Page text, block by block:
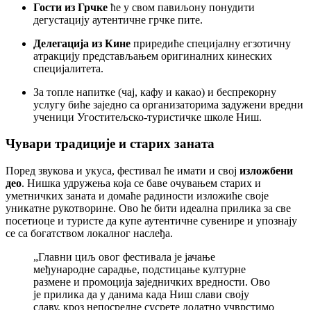
Гости из Грчке ће у свом павиљону понудити
дегустацију аутентичне грчке пите.
Делегација из Кине приредиће специјалну егзотичну
атракцију представљањем оригиналних кинеских
специјалитета.
За топле напитке (чај, кафу и какао) и беспрекорну
услугу биће заједно са организаторима задужени вредни
ученици Угоститељско-туристичке школе Ниш.
Чувари традиције и старих заната
Поред звукова и укуса, фестивал ће имати и свој изложбени
део. Нишка удружења која се баве очувањем старих и
уметничких заната и домаће радиности изложиће своје
уникатне рукотворине. Ово ће бити идеална прилика за све
посетиоце и туристе да купе аутентичне сувенире и упознају
се са богатством локалног наслеђа.
„Главни циљ овог фестивала је јачање
међународне сарадње, подстицање културне
размене и промоција заједничких вредности. Ово
је прилика да у данима када Ниш слави своју
славу, кроз непосредне сусрете додатно учврстимо